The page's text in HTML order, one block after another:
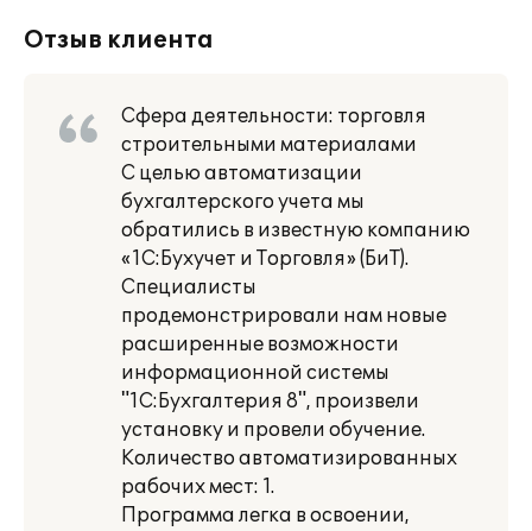
Отзыв клиента
Сфера деятельности: торговля
строительными материалами
С целью автоматизации
бухгалтерского учета мы
обратились в известную компанию
«1С:Бухучет и Торговля» (БиТ).
Специалисты
продемонстрировали нам новые
расширенные возможности
информационной системы
"1С:Бухгалтерия 8", произвели
установку и провели обучение.
Количество автоматизированных
рабочих мест: 1.
Программа легка в освоении,